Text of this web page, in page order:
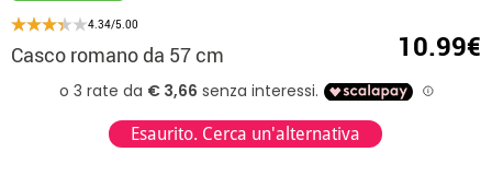
4.34/5.00
Casco romano da 57 cm 10.99€
Esaurito. Cerca un'alternativa